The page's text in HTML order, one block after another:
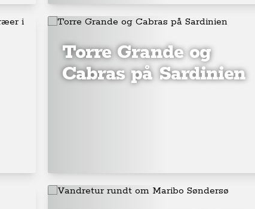
Torre Grande og
Cabras på Sardinien